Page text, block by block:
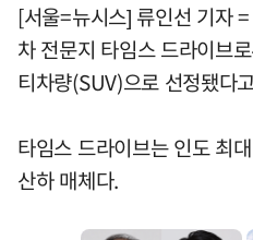
[서울=뉴시스] 류인선 기자
차 전문지 타임스 드라이브
티차량(SUV)으로 선정됐다
타임스 드라이브는 인도 최
산하 매체다.